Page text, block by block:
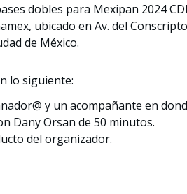
dobles para Mexipan 2024
ubicado en Av. del
de México.
lo siguiente:
y un acompañante en
Dany Orsan de 50 minutos.
del organizador.